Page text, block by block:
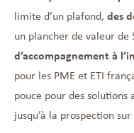
limite d’un plafond, des
un plancher de valeur de
d’accompagnement à
pour les PME et ETI
pouce pour des
jusqu’à la prospection